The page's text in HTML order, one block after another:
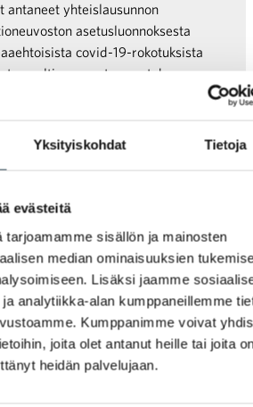
Yksityiskohdat Tietoja
evästeitä
tarjoamamme sisällön ja mainosten
median ominaisuuksien
Lisäksi jaamme
analytiikka-alan kumppaneillemme
Kumppanimme voivat
joita olet antanut heille tai joita
heidän palvelujaan.
antaneet yhteislausunnon
asetusluonnoksesta
covid-19-rokotuksista
valtioneuvoston asetuksen